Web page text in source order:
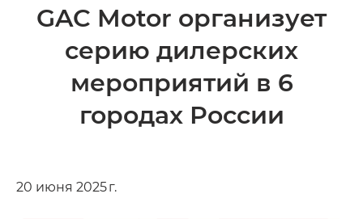
GAC Motor организует
серию дилерских
мероприятий в 6
городах России
20 июня 2025 г.